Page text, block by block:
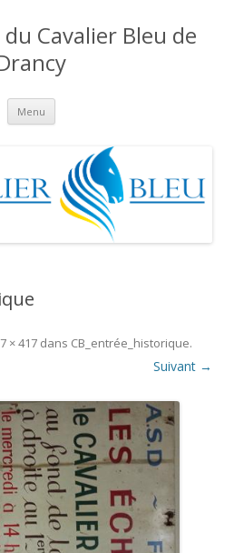
du Cavalier Bleu de
Menu Aller
contenu
× 417 dans CB_entrée_historique.
Suivant →